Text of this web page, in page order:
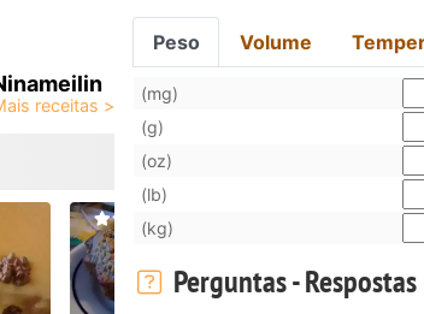
Peso Volume
(mg)
(g)
(oz)
(lb)
(kg)
Perguntas - Respostas